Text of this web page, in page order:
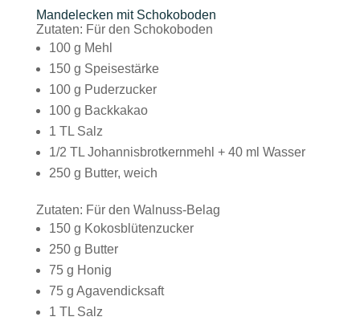
Mandelecken mit Schokoboden
Zutaten: Für den Schokoboden
100 g Mehl
150 g Speisestärke
100 g Puderzucker
100 g Backkakao
1 TL Salz
1/2 TL Johannisbrotkernmehl + 40 ml Wasser
250 g Butter, weich
Zutaten: Für den Walnuss-Belag
150 g Kokosblütenzucker
250 g Butter
75 g Honig
75 g Agavendicksaft
1 TL Salz